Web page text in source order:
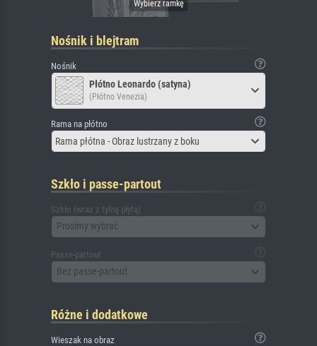
Nośnik i blejtram
Nośnik
Płótno Leonardo (satyna)
(Płótno Venezia)
Rama na płótno
Rama płótna - Obraz lustrzany z boku
Szkło i passe-partout
Szkło (wraz z tylną płytą)
Prosimy wybrać
Passe-partout
Bez passe-partout
Różne i dodatkowe
Wieszak na obraz